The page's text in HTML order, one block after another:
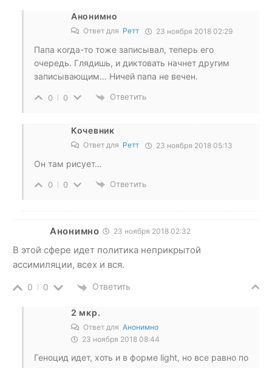
Анонимно
Ответ для Ретт 23 ноября 2018 02:29
Папа когда-то тоже записывал, теперь его
очередь. Глядишь, и диктовать начнет другим
записывающим… Ничей папа не вечен.
0 0 Ответить
Кочевник
Ответ для Ретт 23 ноября 2018 05:13
Он там рисует…
0 0 Ответить
Анонимно 23 ноября 2018 02:32
В этой сфере идет политика неприкрытой
ассимиляции, всех и вся.
0 0 Ответить
2 мкр.
Ответ для Анонимно
23 ноября 2018 08:44
Геноцид идет, хоть и в форме light, но все равно по